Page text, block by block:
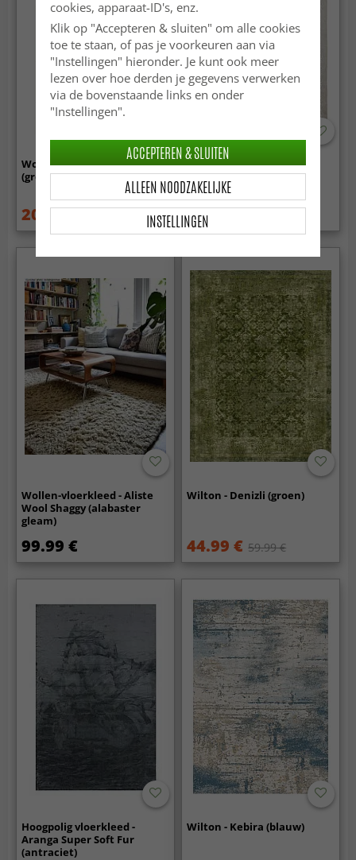
Wollen-vloerkleed - Coastal
(greige)
20.99 €
Wilton - Santi (beige/wit)
44.99 €
Wollen-vloerkleed - Aliste
Wool Shaggy (alabaster
gleam)
99.99 €
Wilton - Denizli (groen)
44.99 € 59.99 €
Hoogpolig vloerkleed -
Aranga Super Soft Fur
(antraciet)
Wilton - Kebira (blauw)
cookies, apparaat-ID's, enz.
Klik op "Accepteren & sluiten" om alle cookies
toe te staan, of pas je voorkeuren aan via
"Instellingen" hieronder. Je kunt ook meer
lezen over hoe derden je gegevens verwerken
via de bovenstaande links en onder
"Instellingen".
INSTELLINGEN
ALLEEN NOODZAKELIJKE
ACCEPTEREN & SLUITEN